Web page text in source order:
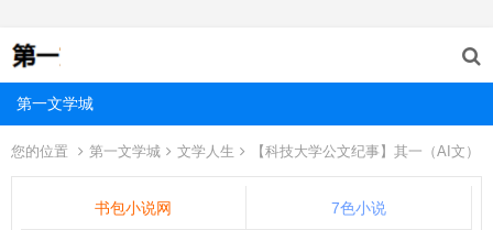
第一文学城
您的位置 第一文学城 文学人生 【科技大学公文纪事】其一（AI文）
书包小说网 7色小说